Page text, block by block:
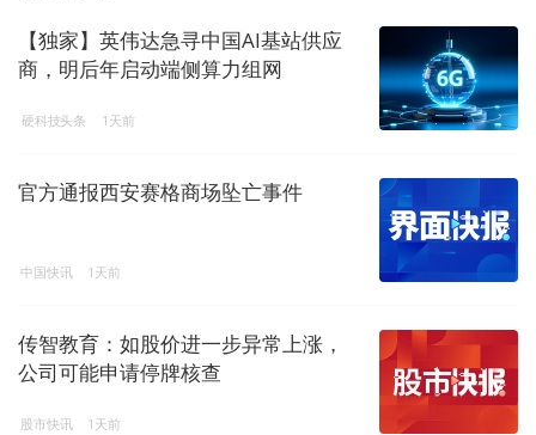
【独家】英伟达急寻中国AI基站供应
商，明后年启动端侧算力组网
硬科技头条 1天前
官方通报西安赛格商场坠亡事件
中国快讯 1天前
传智教育：如股价进一步异常上涨，
公司可能申请停牌核查
股市快讯 1天前